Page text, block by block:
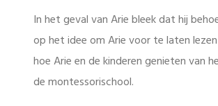
In het geval van Arie bleek dat hij
op het idee om Arie voor te laten
hoe Arie en de kinderen genieten van
de montessorischool.